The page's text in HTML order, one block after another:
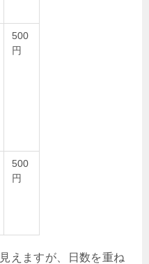
500
円
500
円
えますが、日数を重ね